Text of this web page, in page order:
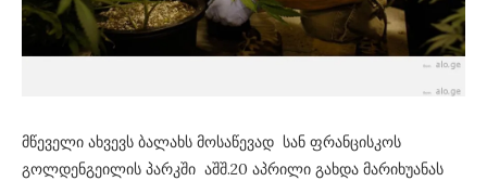
მწეველი ახვევს ბალახს მოსაწევად სან ფრანცისკოს
გოლდენგეილის პარკში აშშ.20 აპრილი გახდა მარიხუანას